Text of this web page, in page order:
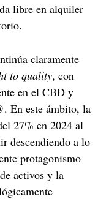
libre en alquiler
claramente
to quality, con
en el CBD y
En este ámbito, la
27% en 2024 al
descendiendo a lo
protagonismo
activos y la